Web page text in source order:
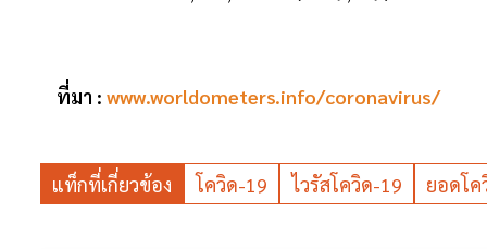
ที่มา : www.worldometers.info/coronavirus/
แท็กที่เกี่ยวข้อง โควิด-19 ไวรัสโควิด-19 ยอดโค